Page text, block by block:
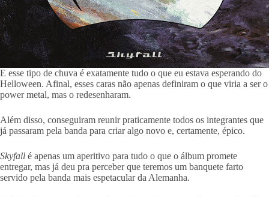
E esse tipo de chuva é exatamente tudo o que eu estava esperando do
Helloween. Afinal, esses caras não apenas definiram o que viria a ser o
power metal, mas o redesenharam.
Além disso, conseguiram reunir praticamente todos os integrantes que
já passaram pela banda para criar algo novo e, certamente, épico.
Skyfall é apenas um aperitivo para tudo o que o álbum promete
entregar, mas já deu pra perceber que teremos um banquete farto
servido pela banda mais espetacular da Alemanha.